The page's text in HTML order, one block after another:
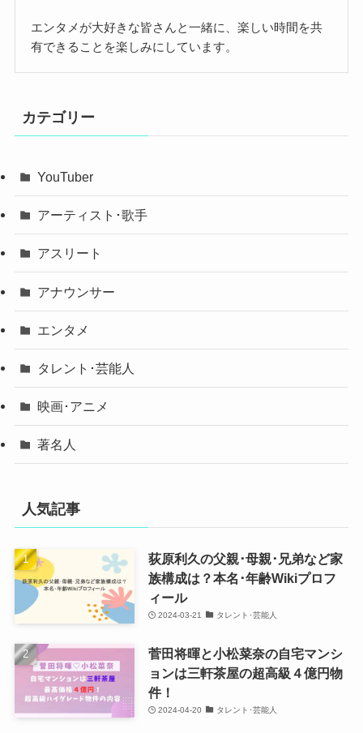
エンタメが大好きな皆さんと一緒に、楽しい時間を共
有できることを楽しみにしています。
カテゴリー
YouTuber
アーティスト･歌手
アスリート
アナウンサー
エンタメ
タレント･芸能人
映画･アニメ
著名人
人気記事
荻原利久の父親･母親･兄弟など家
族構成は？本名･年齢Wikiプロフ
ィール
2024-03-21 タレント･芸能人
菅田将暉と小松菜奈の自宅マンシ
ョンは三軒茶屋の超高級４億円物
件！
2024-04-20 タレント･芸能人